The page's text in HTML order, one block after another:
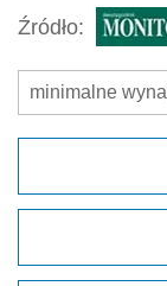
Źródło:
minimalne